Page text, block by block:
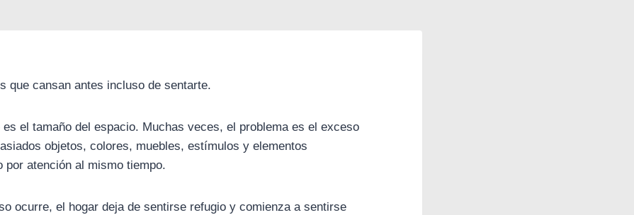
que cansan antes incluso de sentarte.
es el tamaño del espacio. Muchas veces, el problema es el exceso
objetos, colores, muebles, estímulos y elementos
por atención al mismo tiempo.
ocurre, el hogar deja de sentirse refugio y comienza a sentirse